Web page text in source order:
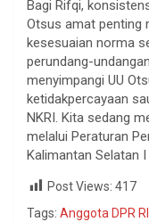
Bagi Rifqi,
Otsus amat penting
kesesuaian norma
perundang-
menyimpangi UU
ketidakpercayaan
NKRI. Kita sedang
melalui Peraturan
Kalimantan Selatan I
Post Views: 417
Tags: Anggota DPR RI